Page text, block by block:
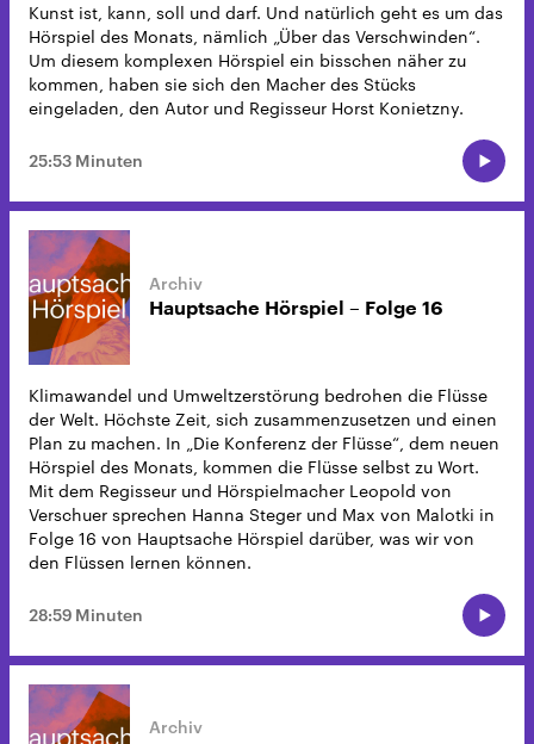
Kunst ist, kann, soll und darf. Und natürlich geht es um das
Hörspiel des Monats, nämlich „Über das Verschwinden“.
Um diesem komplexen Hörspiel ein bisschen näher zu
kommen, haben sie sich den Macher des Stücks
eingeladen, den Autor und Regisseur Horst Konietzny.
25:53 Minuten
Hauptsache Hörspiel – Folge 16
Klimawandel und Umweltzerstörung bedrohen die Flüsse
der Welt. Höchste Zeit, sich zusammenzusetzen und einen
Plan zu machen. In „Die Konferenz der Flüsse“, dem neuen
Hörspiel des Monats, kommen die Flüsse selbst zu Wort.
Mit dem Regisseur und Hörspielmacher Leopold von
Verschuer sprechen Hanna Steger und Max von Malotki in
Folge 16 von Hauptsache Hörspiel darüber, was wir von
den Flüssen lernen können.
28:59 Minuten